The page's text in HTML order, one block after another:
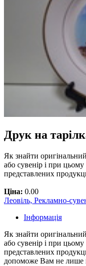
Друк на
Як знайти
або сувенір і при цьому
представлених
Ціна: 0.00
Леовіль, Рекламно-
Інформація
Як знайти
або сувенір і при цьому
представлених
допоможе Вам не лише